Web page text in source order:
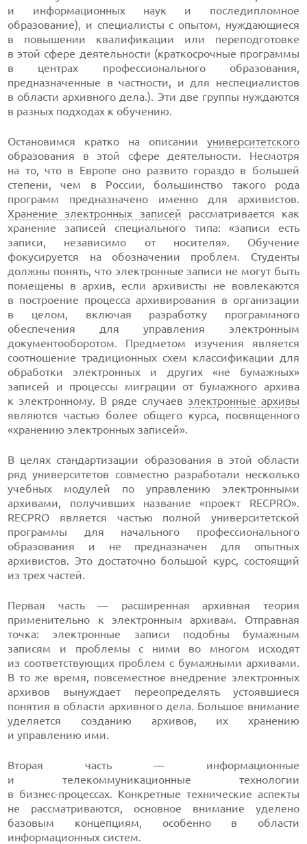
и информационных наук и последипломное
образование), и специалисты с опытом, нуждающиеся
в повышении квалификации или переподготовке
в этой сфере деятельности (краткосрочные программы
в центрах профессионального образования,
предназначенные в частности, и для неспециалистов
в области архивного дела.). Эти две группы нуждаются
в разных подходах к обучению.
Остановимся кратко на описании университетского
образования в этой сфере деятельности. Несмотря
на то, что в Европе оно развито гораздо в большей
степени, чем в России, большинство такого рода
программ предназначено именно для архивистов.
Хранение электронных записей рассматривается как
хранение записей специального типа: «записи есть
записи, независимо от носителя». Обучение
фокусируется на обозначении проблем. Студенты
должны понять, что электронные записи не могут быть
помещены в архив, если архивисты не вовлекаются
в построение процесса архивирования в организации
в целом, включая разработку программного
обеспечения для управления электронным
документооборотом. Предметом изучения является
соотношение традиционных схем классификации для
обработки электронных и других «не бумажных»
записей и процессы миграции от бумажного архива
к электронному. В ряде случаев электронные архивы
являются частью более общего курса, посвященного
«хранению электронных записей».
В целях стандартизации образования в этой области
ряд университетов совместно разработали несколько
учебных модулей по управлению электронными
архивами, получивших название «проект RECPRO».
RECPRO является частью полной университетской
программы для начального профессионального
образования и не предназначен для опытных
архивистов. Это достаточно большой курс, состоящий
из трех частей.
Первая часть — расширенная архивная теория
применительно к электронным архивам. Отправная
точка: электронные записи подобны бумажным
записям и проблемы с ними во многом исходят
из соответствующих проблем с бумажными архивами.
В то же время, повсеместное внедрение электронных
архивов вынуждает переопределять устоявшиеся
понятия в области архивного дела. Большое внимание
уделяется созданию архивов, их хранению
и управлению ими.
Вторая часть — информационные
и телекоммуникационные технологии
в бизнес-процессах. Конкретные технические аспекты
не рассматриваются, основное внимание уделено
базовым концепциям, особенно в области
информационных систем.